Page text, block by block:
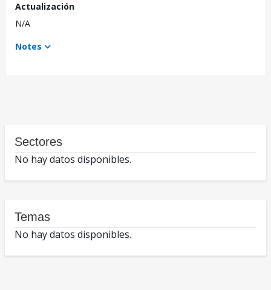
Actualización
N/A
Notes
Sectores
No hay datos disponibles.
Temas
No hay datos disponibles.